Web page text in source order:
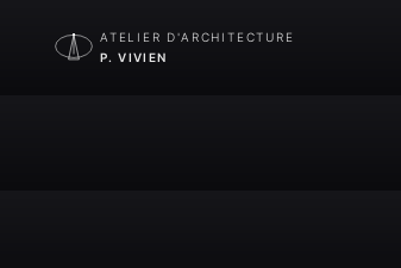
ATELIER D'ARCHITECTURE
P. VIVIEN